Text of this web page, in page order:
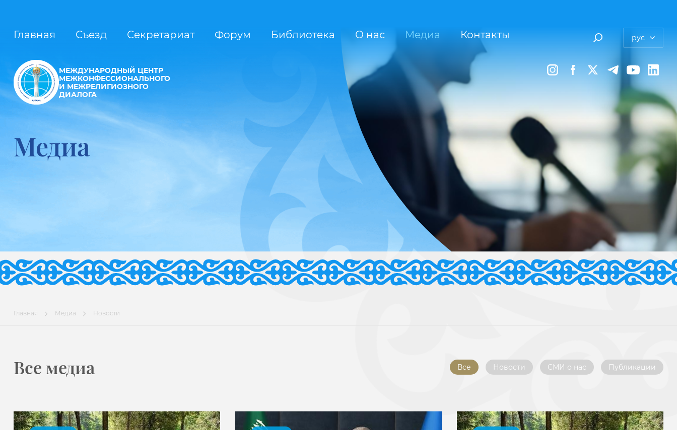
Главная Съезд Секретариат Форум Библиотека О нас Медиа Контакты рус
МЕЖДУНАРОДНЫЙ ЦЕНТР
МЕЖКОНФЕССИОНАЛЬНОГО
И МЕЖРЕЛИГИОЗНОГО
ДИАЛОГА
Медиа
Главная Медиа Новости
Все медиа Все Новости СМИ о нас Публикации